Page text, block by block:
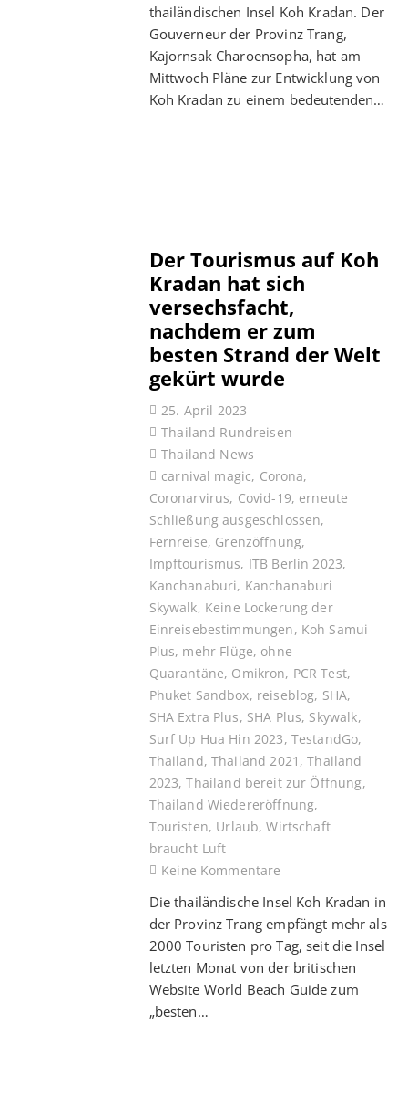
thailändischen Insel Koh Kradan. Der
Gouverneur der Provinz Trang,
Kajornsak Charoensopha, hat am
Mittwoch Pläne zur Entwicklung von
Koh Kradan zu einem bedeutenden…
Der Tourismus auf Koh
Kradan hat sich
versechsfacht,
nachdem er zum
besten Strand der Welt
gekürt wurde
25. April 2023
Thailand Rundreisen
Thailand News
carnival magic, Corona,
Coronarvirus, Covid-19, erneute
Schließung ausgeschlossen,
Fernreise, Grenzöffnung,
Impftourismus, ITB Berlin 2023,
Kanchanaburi, Kanchanaburi
Skywalk, Keine Lockerung der
Einreisebestimmungen, Koh Samui
Plus, mehr Flüge, ohne
Quarantäne, Omikron, PCR Test,
Phuket Sandbox, reiseblog, SHA,
SHA Extra Plus, SHA Plus, Skywalk,
Surf Up Hua Hin 2023, TestandGo,
Thailand,Thailand 2021 ,Thailand
2023,Thailand bereit zur Öffnung,
Thailand Wiedereröffnung,
Touristen, Urlaub,Wirtschaft
braucht Luft
Keine Kommentare
Die thailändische Insel Koh Kradan in
der Provinz Trang empfängt mehr als
2000 Touristen pro Tag, seit die Insel
letzten Monat von der britischen
Website World Beach Guide zum
„besten…